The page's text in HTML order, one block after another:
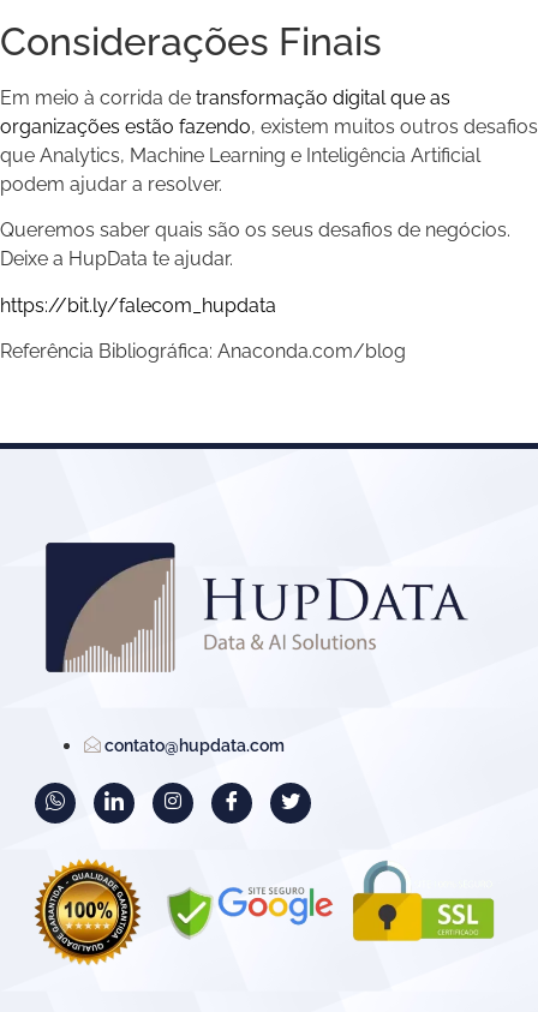
Considerações Finais
Em meio à corrida de transformação digital que as
organizações estão fazendo, existem muitos outros desafios
que Analytics, Machine Learning e Inteligência Artificial
podem ajudar a resolver.
Queremos saber quais são os seus desafios de negócios.
Deixe a HupData te ajudar.
https://bit.ly/falecom_hupdata
Referência Bibliográfica: Anaconda.com/blog
contato@hupdata.com